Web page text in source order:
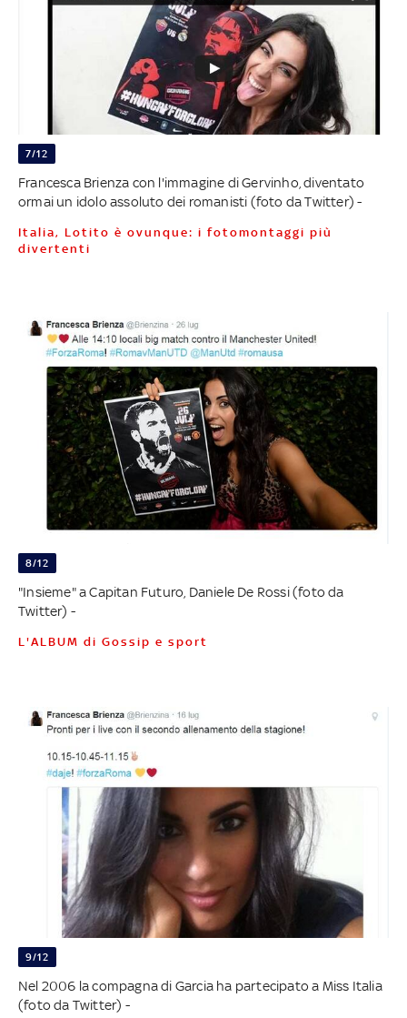
7/12
Francesca Brienza con l'immagine di Gervinho, diventato
ormai un idolo assoluto dei romanisti (foto da Twitter) -
Italia, Lotito è ovunque: i fotomontaggi più
divertenti
8/12
"Insieme" a Capitan Futuro, Daniele De Rossi (foto da
Twitter) -
L'ALBUM di Gossip e sport
9/12
Nel 2006 la compagna di Garcia ha partecipato a Miss Italia
(foto da Twitter) -